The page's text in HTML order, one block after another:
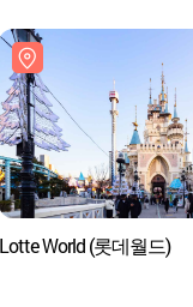
Lotte World (롯데월드)